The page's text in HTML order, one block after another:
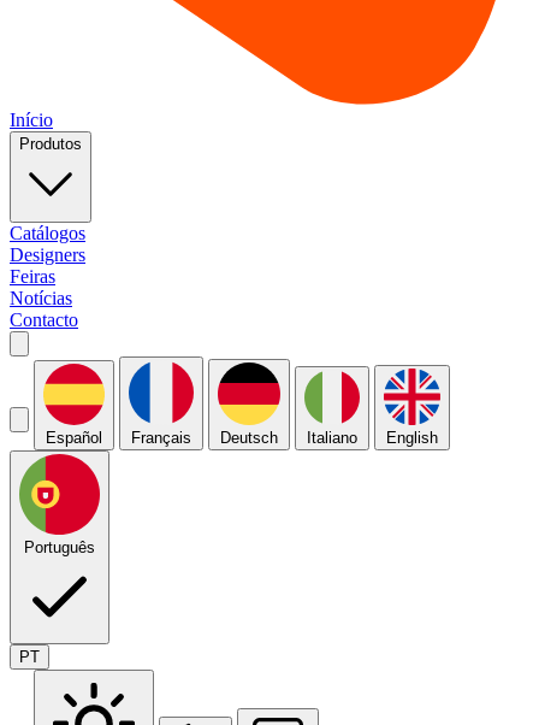
Início
Produtos
Catálogos
Designers
Feiras
Notícias
Contacto
Español Français Deutsch Italiano English
Português
PT